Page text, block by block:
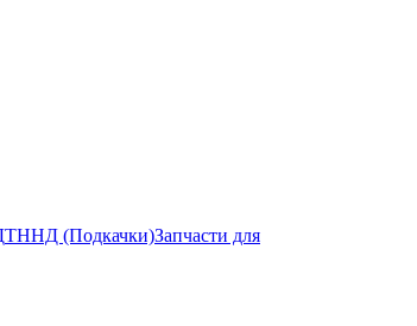
ТННД (Подкачки)Запчасти для